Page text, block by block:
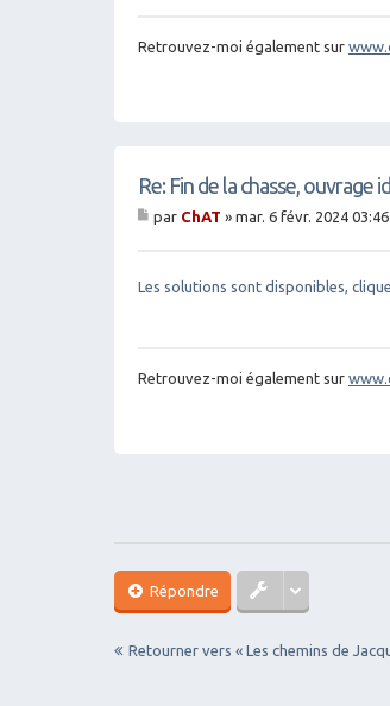
Retrouvez-moi également sur
Re: Fin de la chasse, ouvrage
g
par ChAT » mar. 6 févr. 2024 03:46
Les solutions sont disponibles,
Retrouvez-moi également sur
Répondre
Retourner vers « Les chemins de